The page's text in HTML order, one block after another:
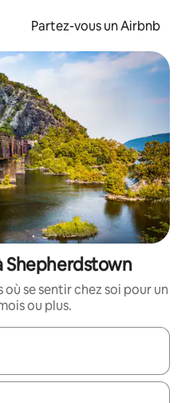
Partez-vous un Airbnb
Shepherdstown
se sentir chez soi pour un
ou plus.
parcourez-les en utilisant